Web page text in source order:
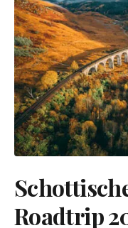
Roadtrip